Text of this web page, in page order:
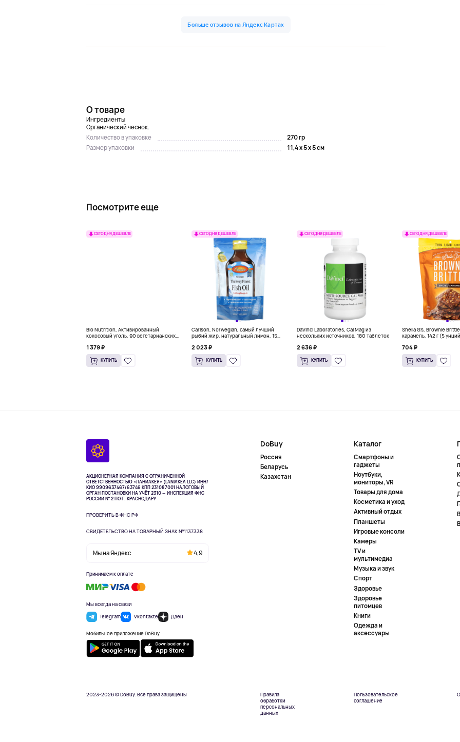
О товаре
Ингредиенты
Органический чеснок.
Количество в упаковке
270 гр
Размер упаковки
11,4 x 5 x 5 см
Посмотрите еще
СЕГОДНЯ ДЕШЕВЛЕ
Bio Nutrition, Активированный
кокосовый уголь, 90 вегетарианских
1 379 ₽
КУПИТЬ
СЕГОДНЯ ДЕШЕВЛЕ
Carlson, Norwegian, самый лучший
рыбий жир, натуральный лимон, 15
2 023 ₽
КУПИТЬ
СЕГОДНЯ ДЕШЕВЛЕ
DaVinci Laboratories, Cal Mag из
нескольких источников, 180 таблеток
2 636 ₽
КУПИТЬ
СЕГОДНЯ ДЕШЕВЛЕ
Sheila G's, Brownie
карамель, 142 г (5
704 ₽
КУПИТЬ
АКЦИОНЕРНАЯ КОМПАНИЯ С ОГРАНИЧЕННОЙ
ОТВЕТСТВЕННОСТЬЮ «ЛАНИАКЕЯ» (LANIAKEA LLC) ИНН/
КИО 9909637467/63746 КПП 231087001 НАЛОГОВЫЙ
ОРГАН ПОСТАНОВКИ НА УЧЁТ 2310 — ИНСПЕКЦИЯ ФНС
РОССИИ № 2 ПО Г. КРАСНОДАРУ
ПРОВЕРИТЬ В ФНС РФ
СВИДЕТЕЛЬСТВО НА ТОВАРНЫЙ ЗНАК №1137338
Мы на Яндекс 4,9
Принимаем к оплате
Мы всегда на связи
Telegram
Vkontakte Дзен
Мобильное приложение DoBuy
DoBuy
Россия
Беларусь
Казахстан
Каталог
Смартфоны и
гаджеты
Ноутбуки,
мониторы, VR
Товары для дома
Косметика и уход
Активный отдых
Планшеты
Игровые консоли
Камеры
TV и
мультимедиа
Музыка и звук
Спорт
Здоровье
Здоровье
питомцев
Книги
Одежда и
аксессуары
2023-2026 © DoBuy. Все права защищены
Правила
обработки
персональных
данных
Пользовательское
соглашение